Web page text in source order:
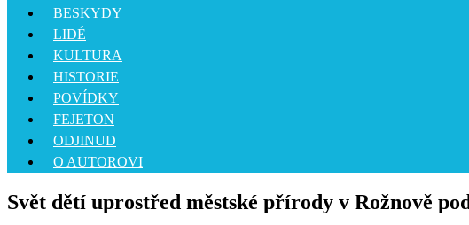
BESKYDY
LIDÉ
KULTURA
HISTORIE
POVÍDKY
FEJETON
ODJINUD
O AUTOROVI
Svět dětí uprostřed městské přírody v Rožnově